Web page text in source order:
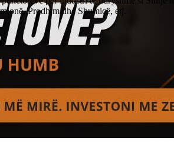
Prodhim dhe Shumicë, etj.